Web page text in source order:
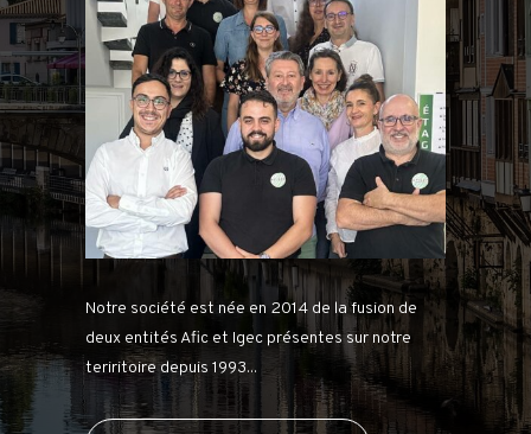
Notre société est née en 2014 de la fusion de
deux entités Afic et Igec présentes sur notre
teriritoire depuis 1993...